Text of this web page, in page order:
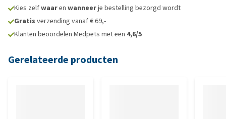
Kies zelfwaaren wanneerje bestelling bezorgd wordt
Gratis verzending vanaf € 69,-
Klanten beoordelen Medpets met een 4,6/5
Gerelateerde producten